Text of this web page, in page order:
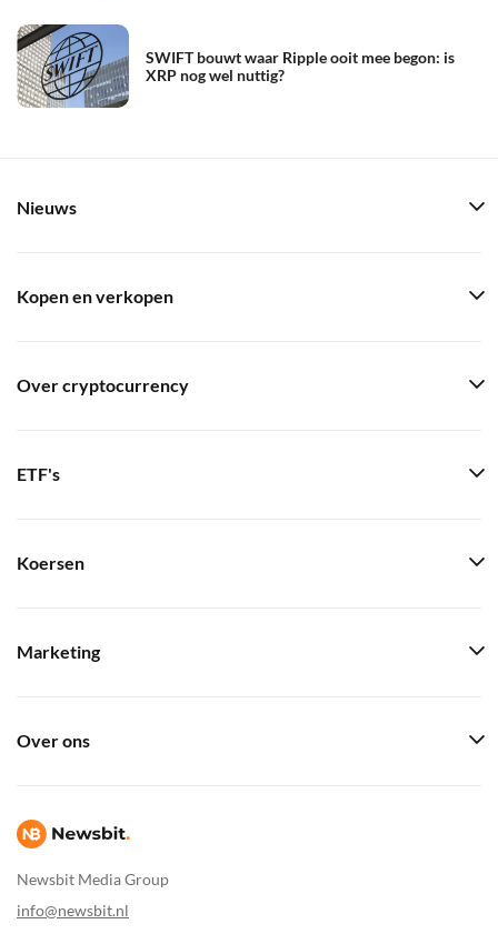
SWIFT bouwt waar Ripple ooit mee begon: is
XRP nog wel nuttig?
Newsbit Media Group
info@newsbit.nl
Nieuws
Kopen en verkopen
Over cryptocurrency
ETF's
Koersen
Marketing
Over ons